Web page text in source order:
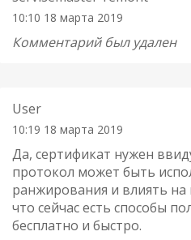
10:10 18 марта 2019
Комментарий был удален
User
10:19 18 марта 2019
Да, сертификат нужен
протокол может быть
ранжирования и влиять на
что сейчас есть способы
бесплатно и быстро.